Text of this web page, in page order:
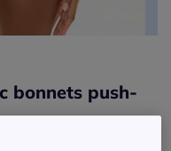
bonnets push-